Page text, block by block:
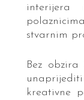
stvarnim
Bez
kreativne